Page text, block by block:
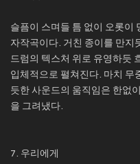
슬픔이 스며들 틈 없이 오롯이
자작곡이다. 거친 종이를 만지
드럼의 텍스처 위로 유영하듯
입체적으로 펼쳐진다. 마치 무
듯한 사운드의 움직임은 한없
을 그려냈다.
7. 우리에게